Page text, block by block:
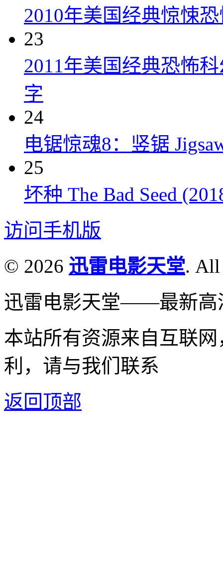
2010年美国经典惊悚
23
2011年美国经典恐怖
字
24
电锯惊魂8：竖锯
25
坏种 The Bad Seed
访问手机版
© 2026 迅雷电影天堂. All
迅雷电影天堂——最新高
本站所有资源来自互联
利，请与我们联系
返回顶部